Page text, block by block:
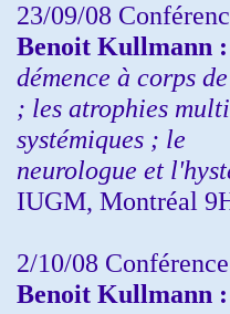
23/09/08
Benoit Kullmann :
démence à corps
; les atrophies
systémiques ; le
neurologue et
IUGM, Montréal
2/10/08 Conférence
Benoit Kullmann :